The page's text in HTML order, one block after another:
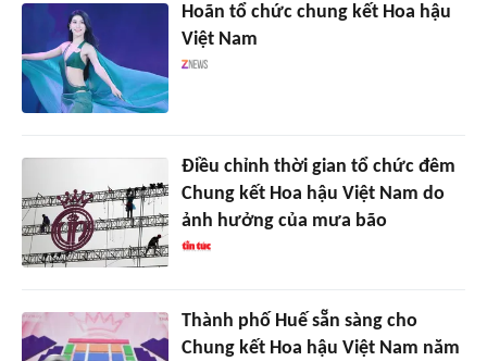
Hoãn tổ chức chung kết Hoa hậu
Việt Nam
Điều chỉnh thời gian tổ chức đêm
Chung kết Hoa hậu Việt Nam do
ảnh hưởng của mưa bão
Thành phố Huế sẵn sàng cho
Chung kết Hoa hậu Việt Nam năm